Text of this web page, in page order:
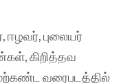
ஈழவர், புலையர்
கிறித்தவ
வரைபடத்தில்